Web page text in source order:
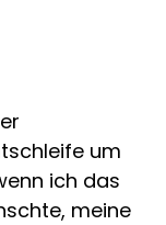
um
ich das
meine